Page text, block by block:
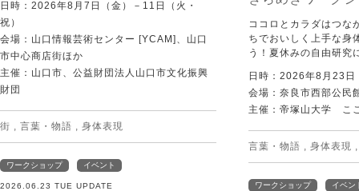
日時：2026年8月7日（金）－11日（火・
祝）
会場：山口情報芸術センター [YCAM]、山口
市中心商店街ほか
主催：山口市、公益財団法人山口市文化振興
財団
街 言葉・物語 身体表現
ワークショップ イベント
2026.06.23 TUE UPDATE
ココロとカラダはつな
ちでおいしく上手な身
う！夏休みの自由研究
日時：2026年8月23日
会場：奈良市西部公民
主催：帝塚山大学 こ
言葉・物語 身体表現
ワークショップ イベン